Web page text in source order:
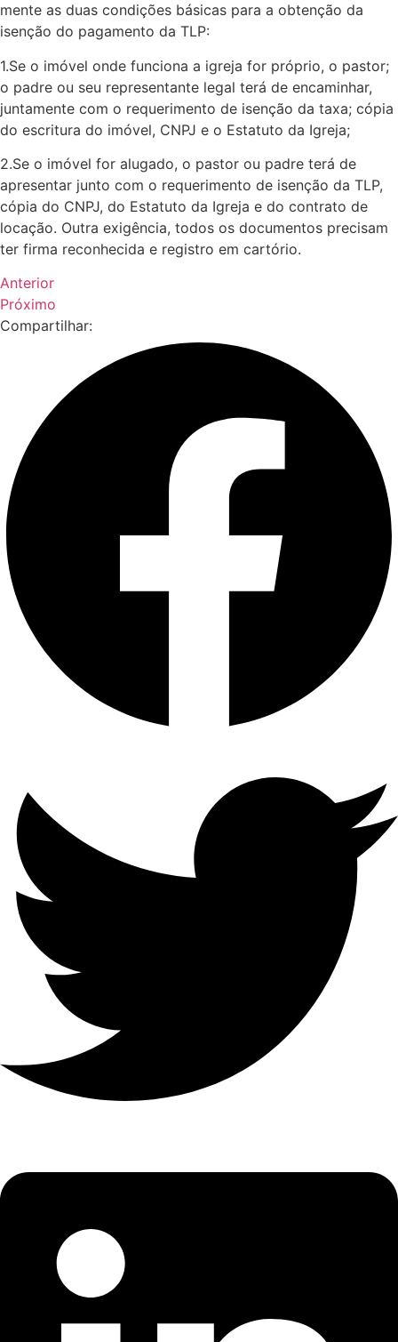
mente as duas condições básicas para a obtenção da
isenção do pagamento da TLP:
1.Se o imóvel onde funciona a igreja for próprio, o pastor;
o padre ou seu representante legal terá de encaminhar,
juntamente com o requerimento de isenção da taxa; cópia
do escritura do imóvel, CNPJ e o Estatuto da Igreja;
2.Se o imóvel for alugado, o pastor ou padre terá de
apresentar junto com o requerimento de isenção da TLP,
cópia do CNPJ, do Estatuto da Igreja e do contrato de
locação. Outra exigência, todos os documentos precisam
ter firma reconhecida e registro em cartório.
Anterior
Próximo
Compartilhar: